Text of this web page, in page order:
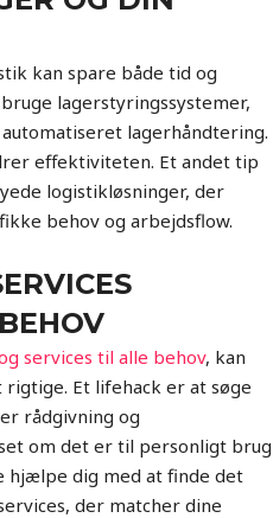
kan spare både tid og
lagerstyringssystemer,
lagerhåndtering.
effektiviteten. Et andet tip
logistikløsninger, der
behov og arbejdsflow.
services til alle behov, kan
Et lifehack er at søge
rådgivning og
om det er til personligt brug
hjælpe dig med at finde det
der matcher dine